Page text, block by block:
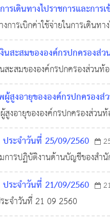
ารเดินทางไปราชการและกา
0 5,300
ารเบิกค่าใช้จ่ายในการเดินทา
งถิ่น
งินสะสมขององค์กรปกครอง
างพาราตกต่ำ
16 พ.ค.
สะสมขององค์กรปกครองส่วน
าราตกต่ำ
พผู้สูงอายุขององค์กรปกครอ
ผู้สูงอายุขององค์กรปกครองส่ว
ระจำวันที่ 25/09/2560
การปฏิบัติงานด้านบัญชีของสำ
ระจำวันที่ 21/09/2560
ะจำวันที่ 21 09 2560